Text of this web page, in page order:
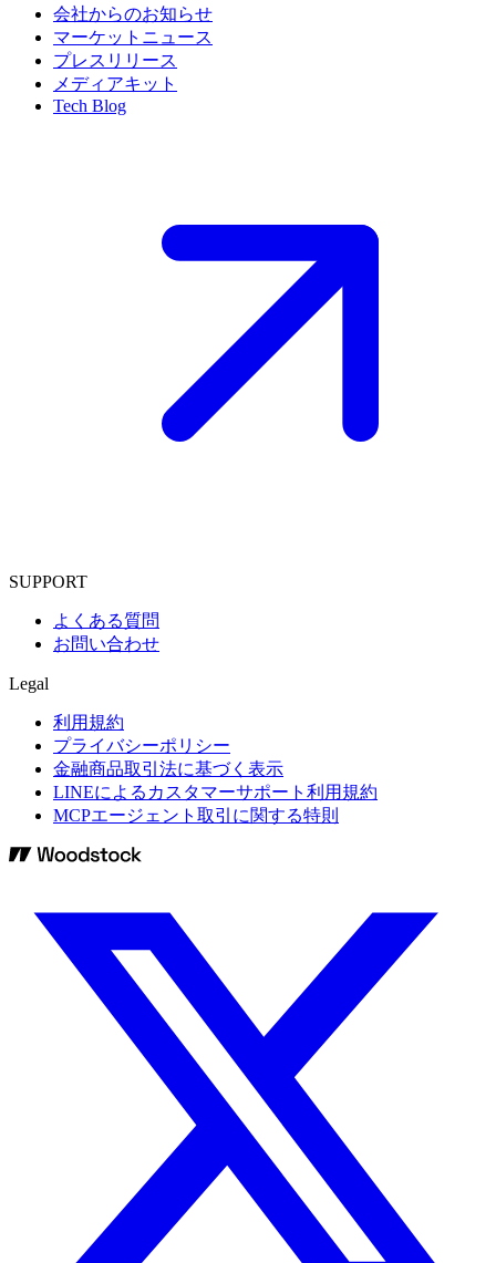
会社からのお知らせ
マーケットニュース
プレスリリース
メディアキット
Tech Blog
SUPPORT
よくある質問
お問い合わせ
Legal
利用規約
プライバシーポリシー
金融商品取引法に基づく表示
LINEによるカスタマーサポート利用規約
MCPエージェント取引に関する特則